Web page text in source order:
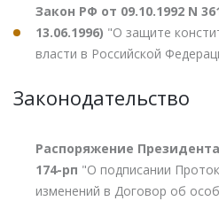
Закон РФ от 09.10.1992 N
13.06.1996) "О защите
власти в Российской
Законодательство
Распоряжение Президента
174-рп "О подписании
изменений в Договор об